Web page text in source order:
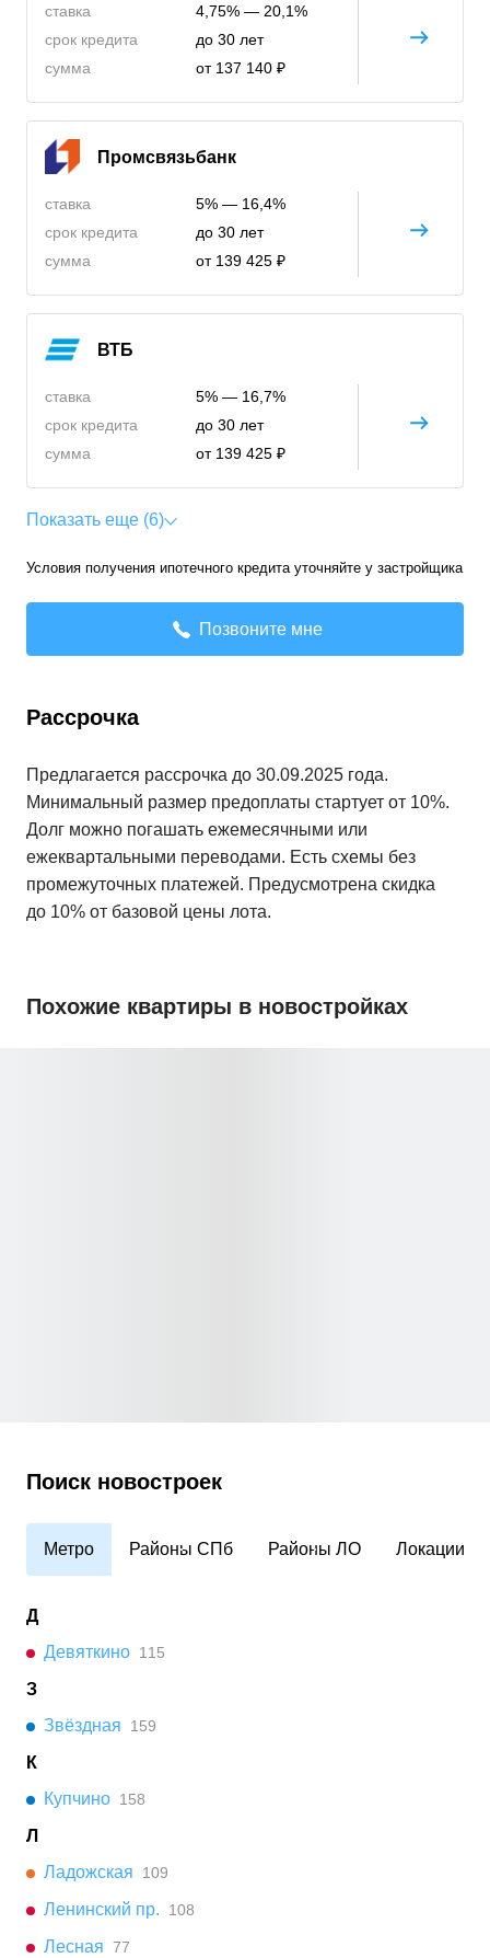
ставка
срок кредита
сумма
4,75% — 20,1%
до 30 лет
от 137 140 ₽
Промсвязьбанк
ставка
срок кредита
сумма
5% — 16,4%
до 30 лет
от 139 425 ₽
ВТБ
ставка
срок кредита
сумма
5% — 16,7%
до 30 лет
от 139 425 ₽
Показать еще (6)
Условия получения ипотечного кредита уточняйте у застройщика
Позвоните мне
Рассрочка
Предлагается рассрочка до 30.09.2025 года.
Минимальный размер предоплаты стартует от 10%.
Долг можно погашать ежемесячными или
ежеквартальными переводами. Есть схемы без
промежуточных платежей. Предусмотрена скидка
до 10% от базовой цены лота.
Похожие квартиры в новостройках
Поиск новостроек
Метро Районы СПб Районы ЛО Локации
Д
Девяткино 115
З
Звёздная
159
К
Купчино 158
Л
Ладожская
109
Ленинский пр. 108
Лесная 77